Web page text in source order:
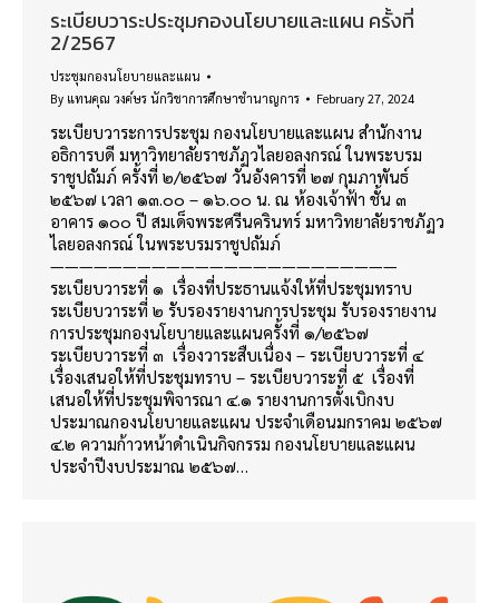
ระเบียบวาระประชุมกองนโยบายและแผน ครั้งที่
2/2567
ประชุมกองนโยบายและแผน
By แทนคุณ วงค์ษร นักวิชาการศึกษาชำนาญการ February 27, 2024
ระเบียบวาระการประชุม กองนโยบายและแผน สำนักงาน
อธิการบดี มหาวิทยาลัยราชภัฏวไลยอลงกรณ์ ในพระบรม
ราชูปถัมภ์ ครั้งที่ ๒/๒๕๖๗ วันอังคารที่ ๒๗ กุมภาพันธ์
๒๕๖๗ เวลา ๑๓.๐๐ – ๑๖.๐๐ น. ณ ห้องเจ้าฟ้า ชั้น ๓
อาคาร ๑๐๐ ปี สมเด็จพระศรีนครินทร์ มหาวิทยาลัยราชภัฏว
ไลยอลงกรณ์ ในพระบรมราชูปถัมภ์
————————————————————————
ระเบียบวาระที่ ๑ เรื่องที่ประธานแจ้งให้ที่ประชุมทราบ
ระเบียบวาระที่ ๒ รับรองรายงานการประชุม รับรองรายงาน
การประชุมกองนโยบายและแผนครั้งที่ ๑/๒๕๖๗
ระเบียบวาระที่ ๓ เรื่องวาระสืบเนื่อง – ระเบียบวาระที่ ๔
เรื่องเสนอให้ที่ประชุมทราบ – ระเบียบวาระที่ ๕ เรื่องที่
เสนอให้ที่ประชุมพิจารณา ๔.๑ รายงานการตั้งเบิกงบ
ประมาณกองนโยบายและแผน ประจำเดือนมกราคม ๒๕๖๗
๔.๒ ความก้าวหน้าดำเนินกิจกรรม กองนโยบายและแผน
ประจำปีงบประมาณ ๒๕๖๗…